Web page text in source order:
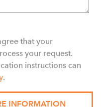
that your
your request.
instructions can
.